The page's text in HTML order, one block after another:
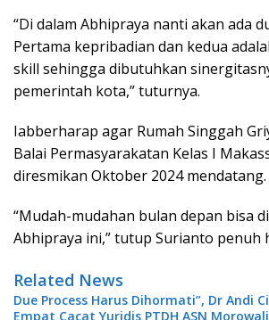
“Di dalam Abhipraya nanti akan ada
Pertama kepribadian dan kedua
skill sehingga dibutuhkan
pemerintah kota,” tuturnya.
Iabberharap agar Rumah Singgah
Balai Permasyarakatan Kelas I
diresmikan Oktober 2024 mendatang.
“Mudah-mudahan bulan depan bisa
Abhipraya ini,” tutup Surianto penuh
Related News
Due Process Harus Dihormati”, Dr Andi
Empat Cacat Yuridis PTDH ASN Morowali